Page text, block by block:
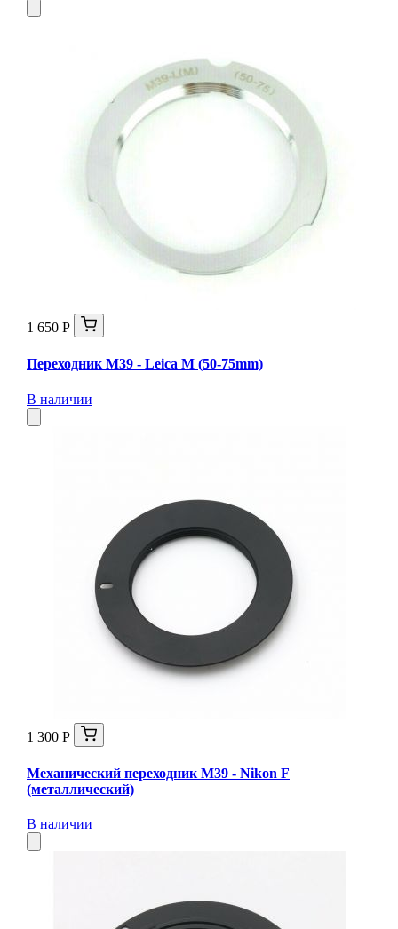
1 650 Р
Переходник M39 - Leica M (50-75mm)
В наличии
1 300 Р
Механический переходник M39 - Nikon F
(металлический)
В наличии